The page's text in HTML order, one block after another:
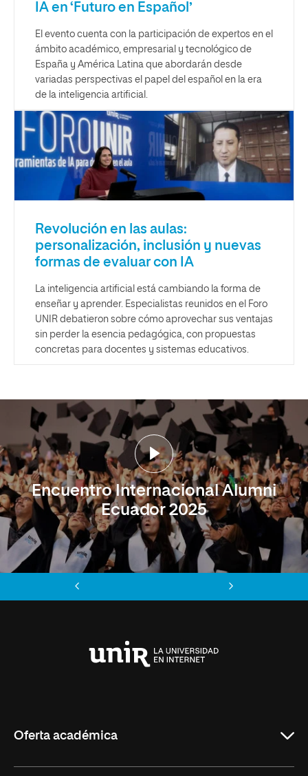
IA en ‘Futuro en Español’
El evento cuenta con la participación de expertos en el
ámbito académico, empresarial y tecnológico de
España y América Latina que abordarán desde
variadas perspectivas el papel del español en la era
de la inteligencia artificial.
Revolución en las aulas:
personalización, inclusión y nuevas
formas de evaluar con IA
La inteligencia artificial está cambiando la forma de
enseñar y aprender. Especialistas reunidos en el Foro
UNIR debatieron sobre cómo aprovechar sus ventajas
sin perder la esencia pedagógica, con propuestas
concretas para docentes y sistemas educativos.
Encuentro Internacional Alumni
Ecuador 2025
Oferta académica